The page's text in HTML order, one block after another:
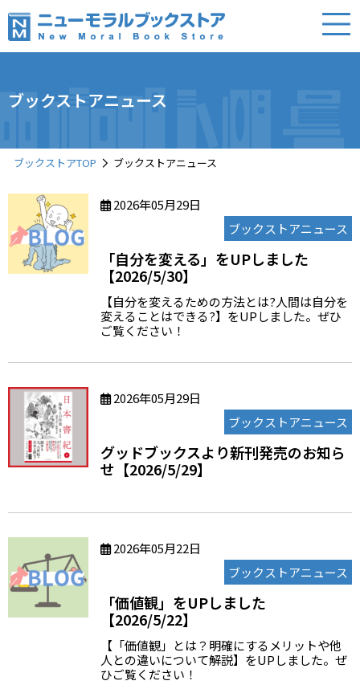
ブックストアニュース
ブックストアTOP ブックストアニュース
2026年05月29日
ブックストアニュース
「自分を変える」をUPしました
【2026/5/30】
【自分を変えるための方法とは?人間は自分を
変えることはできる?】をUPしました。ぜひ
ご覧ください！
2026年05月29日
ブックストアニュース
グッドブックスより新刊発売のお知ら
せ【2026/5/29】
2026年05月22日
ブックストアニュース
「価値観」をUPしました
【2026/5/22】
【「価値観」とは？明確にするメリットや他
人との違いについて解説】をUPしました。ぜ
ひご覧ください！